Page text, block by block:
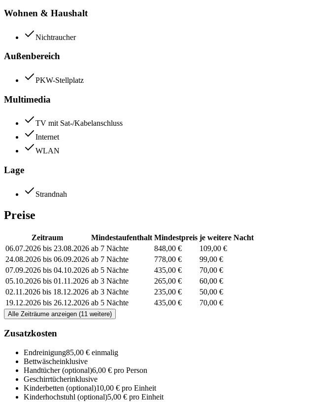
Wohnen & Haushalt
Nichtraucher
Außenbereich
PKW-Stellplatz
Multimedia
TV mit Sat-/Kabelanschluss
Internet
WLAN
Lage
Strandnah
Preise
Zeitraum Mindestaufenthalt Mindestpreis je weitere Nacht
06.07.2026 bis 23.08.2026 ab 7 Nächte 848,00 €
109,00 €
24.08.2026 bis 06.09.2026 ab 7 Nächte 778,00 €
99,00 €
07.09.2026 bis 04.10.2026 ab 5 Nächte 435,00 €
70,00 €
05.10.2026 bis 01.11.2026 ab 3 Nächte 265,00 €
60,00 €
02.11.2026 bis 18.12.2026 ab 3 Nächte 235,00 €
50,00 €
19.12.2026 bis 26.12.2026 ab 5 Nächte 435,00 € 70,00 €
Alle Zeiträume anzeigen (11 weitere)
Zusatzkosten
Endreinigung85,00 € einmalig
Bettwäscheinklusive
Handtücher(optional)6,00 € pro Person
Geschirrtücherinklusive
Kinderbetten (optional)10,00 € pro Einheit
Kinderhochstuhl (optional)5,00 € pro Einheit